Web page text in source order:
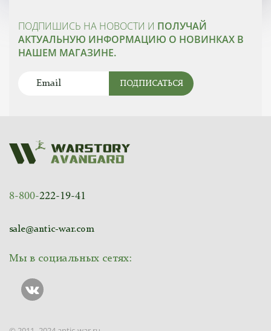
ПОДПИШИСЬ НА НОВОСТИ И ПОЛУЧАЙ
АКТУАЛЬНУЮ ИНФОРМАЦИЮ О НОВИНКАХ В
НАШЕМ МАГАЗИНЕ.
ПОДПИСАТЬСЯ
8-800-222-19-41
sale@antic-war.com
Мы в социальных сетях: